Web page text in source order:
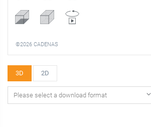
©2026 CADENAS
3D 2D